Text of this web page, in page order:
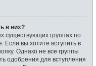
в них?
существующих группах по
вы хотите вступить в
Однако не все группы
одобрения для вступления